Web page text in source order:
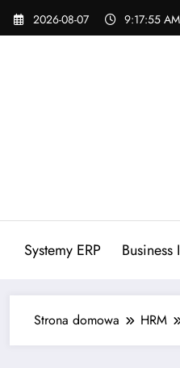
Skip
2026-08-07 9:17:56 AM
Systemy ERP
Strona domowa HRM